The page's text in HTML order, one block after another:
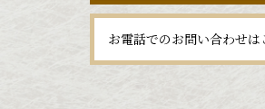
お電話でのお問い合わせは